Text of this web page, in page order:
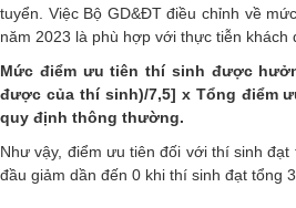
tuyển. Việc Bộ GD&ĐT điều chỉnh về
năm 2023 là phù hợp với thực tiễn khách
Mức điểm ưu tiên thí sinh được
được của thí sinh)/7,5] x Tổng điểm
quy định thông thường.
Như vậy, điểm ưu tiên đối với thí sinh
đầu giảm dần đến 0 khi thí sinh đạt tổng